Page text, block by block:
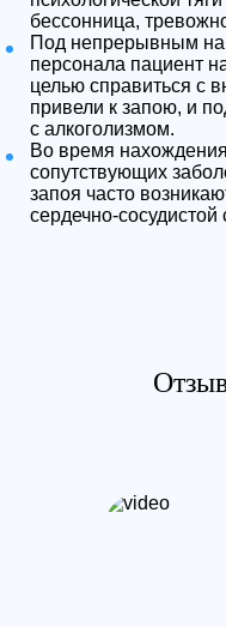
бессонница,
Под непрерывным
персонала пациент
целью справиться с
привели к запою, и
с алкоголизмом.
Во время
сопутствующих
запоя часто
сердечно-